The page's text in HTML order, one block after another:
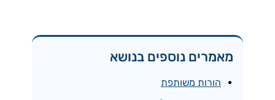
מאמרים נוספים בנושא
הורות משותפת